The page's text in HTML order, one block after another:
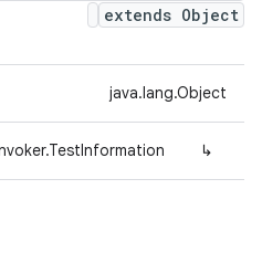
extends Object
java.lang.Object
↳